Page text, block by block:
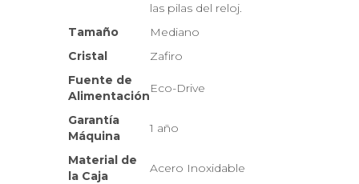
las pilas del reloj.
Tamaño
Mediano
Cristal
Zafiro
Fuente de
Alimentación
Eco-Drive
Garantía
Máquina
1 año
Material de
la Caja
Acero Inoxidable